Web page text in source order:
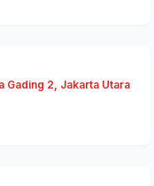
Gading 2, Jakarta Utara